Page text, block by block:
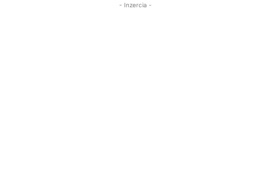
- Inzercia -